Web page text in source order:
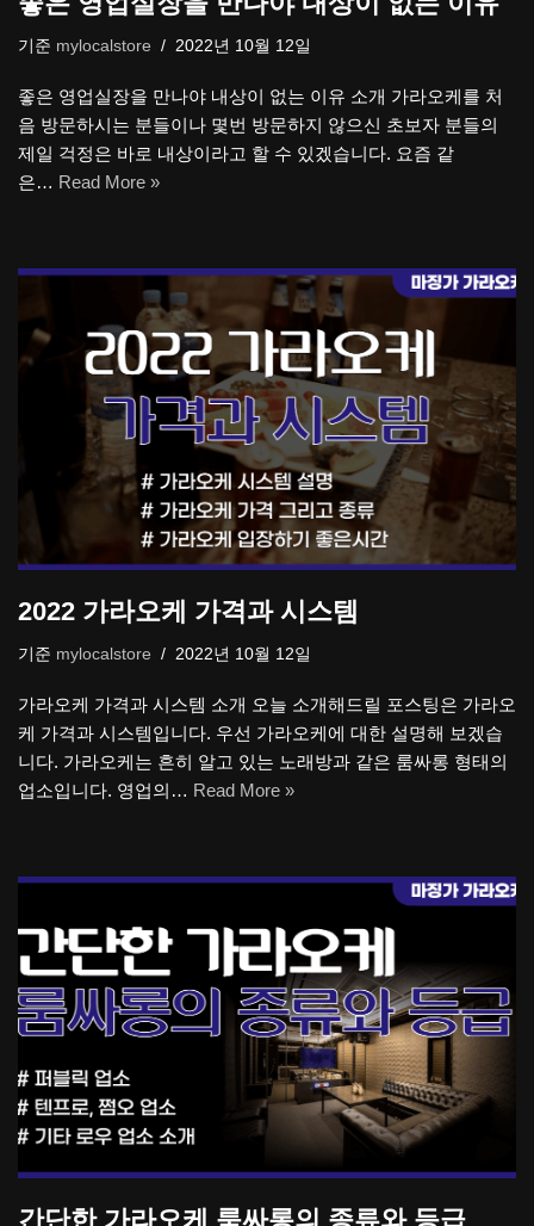
기준 mylocalstore 2022년 10월 12일
좋은 영업실장을 만나야 내상이 없는 이유 소개 가라오케를 처
음 방문하시는 분들이나 몇번 방문하지 않으신 초보자 분들의
제일 걱정은 바로 내상이라고 할 수 있겠습니다. 요즘 같
은… Read More »
2022 가라오케 가격과 시스템
기준 mylocalstore 2022년 10월 12일
가라오케 가격과 시스템 소개 오늘 소개해드릴 포스팅은 가라오
케 가격과 시스템입니다. 우선 가라오케에 대한 설명해 보겠습
니다. 가라오케는 흔히 알고 있는 노래방과 같은 룸싸롱 형태의
업소입니다. 영업의… Read More »
간단한 가라오케 룸싸롱의 종류와 등급